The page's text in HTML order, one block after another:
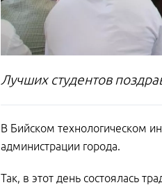
Лучших студентов
В Бийском технологическом
администрации города.
Так, в этот день состоялась